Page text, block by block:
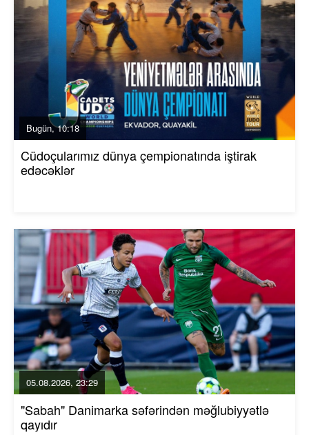
Bugün, 10:18
Cüdoçularımız dünya çempionatında iştirak
edəcəklər
05.08.2026, 23:29
"Sabah" Danimarka səfərindən məğlubiyyətlə
qayıdır